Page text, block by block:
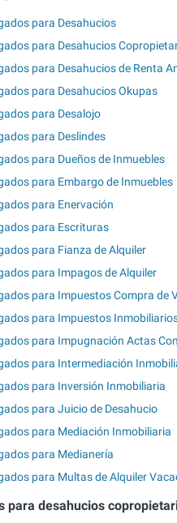
para Desahucios
para Desahucios
para Desahucios de Renta
para Desahucios Okupas
para Desalojo
para Deslindes
para Dueños de Inmuebles
para Embargo de Inmuebles
para Enervación
para Escrituras
para Fianza de Alquiler
para Impagos de Alquiler
para Impuestos Compra de
para Impuestos
para Impugnación Actas
para Intermediación
para Inversión Inmobiliaria
para Juicio de Desahucio
para Mediación Inmobiliaria
para Medianería
para Multas de Alquiler
para desahucios